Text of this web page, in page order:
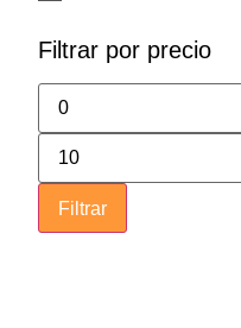
Filtrar por precio
Filtrar